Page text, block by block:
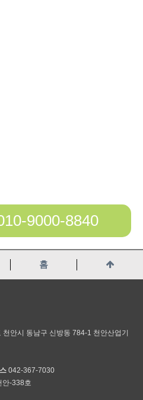
9000-8840
홈
천안시 동남구 신방동 784-1 천안산업기
042-367-7030
안-338호